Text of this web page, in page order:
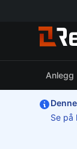
Anlegg
Se på